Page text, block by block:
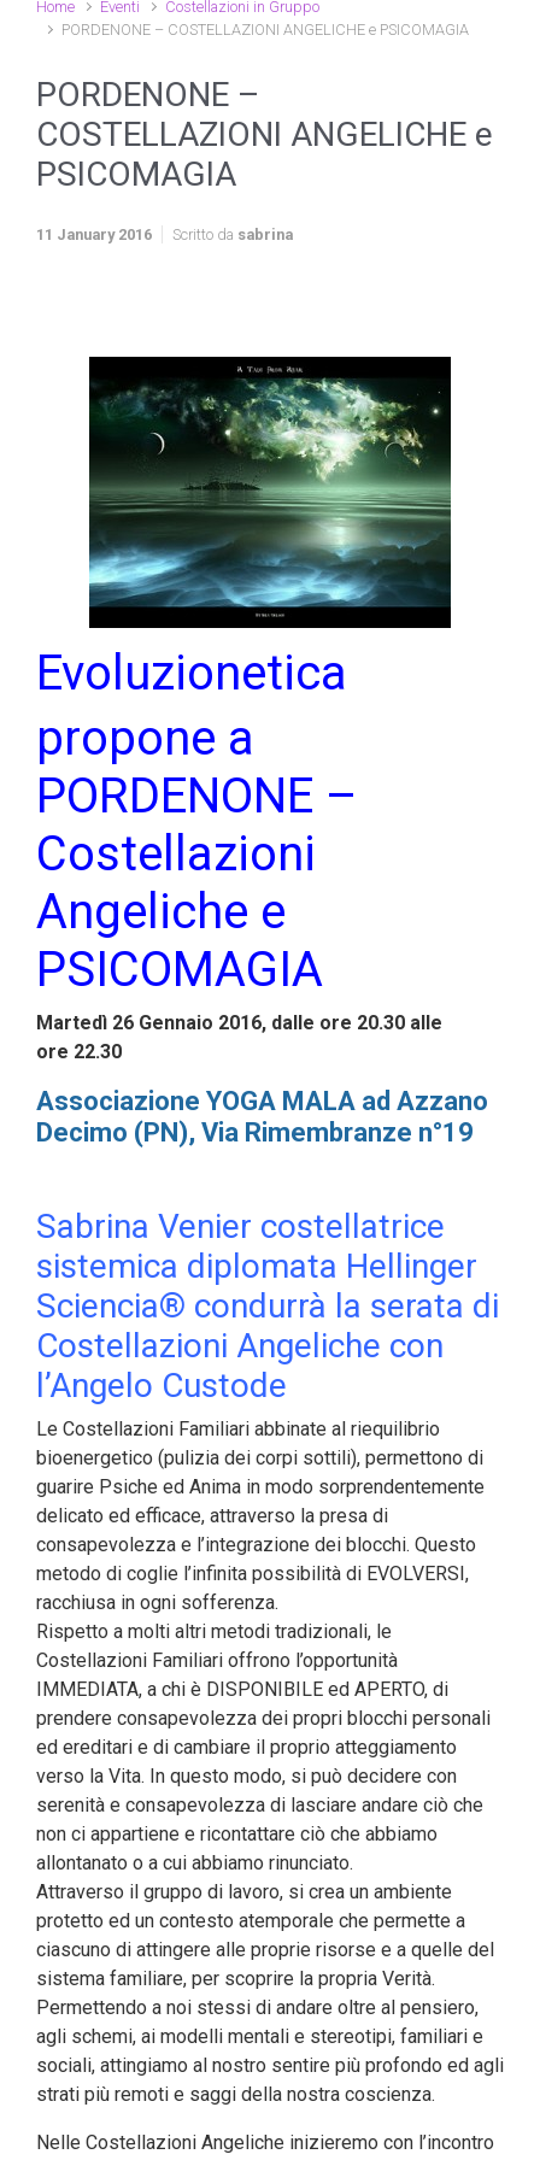
Home Eventi
Costellazioni in Gruppo
PORDENONE – COSTELLAZIONI ANGELICHE e PSICOMAGIA
PORDENONE –
COSTELLAZIONI ANGELICHE e
PSICOMAGIA
11 January 2016 Scritto da sabrina
Evol uzionetica
propone a
PORDENONE –
Costellazioni
Angeliche e
PSICOMAGIA
Martedì 26 Gennaio 2016, dalle ore 20.30 alle
ore 22.30
Associazione YOGA MALA ad Azzano
Decimo (PN), Via Rimembranze n°19
Sabrina Venier costellatrice
sistemica diplomata Hellinger
Sciencia® condurrà la serata di
Costellazioni Angeliche con
l’Angelo Custode
Le Costellazioni Familiari abbinate al riequilibrio
bioenergetico (pulizia dei corpi sottili), permettono di
guarire Psiche ed Anima in modo sorprendentemente
delicato ed efficace, attraverso la presa di
consapevolezza e l’integrazione dei blocchi. Questo
metodo di coglie l’infinita possibilità di EVOLVERSI,
racchiusa in ogni sofferenza.
Rispetto a molti altri metodi tradizionali, le
Costellazioni Familiari offrono l’opportunità
IMMEDIATA, a chi è DISPONIBILE ed APERTO, di
prendere consapevolezza dei propri blocchi personali
ed ereditari e di cambiare il proprio atteggiamento
verso la Vita. In questo modo, si può decidere con
serenità e consapevolezza di lasciare andare ciò che
non ci appartiene e ricontattare ciò che abbiamo
allontanato o a cui abbiamo rinunciato.
Attraverso il gruppo di lavoro, si crea un ambiente
protetto ed un contesto atemporale che permette a
ciascuno di attingere alle proprie risorse e a quelle del
sistema familiare, per scoprire la propria Verità.
Permettendo a noi stessi di andare oltre al pensiero,
agli schemi, ai modelli mentali e stereotipi, familiari e
sociali, attingiamo al nostro sentire più profondo ed agli
strati più remoti e saggi della nostra coscienza.
Nelle Costellazioni Angeliche inizieremo con l’incontro